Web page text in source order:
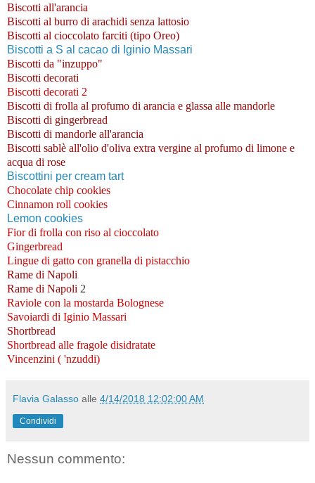
Biscotti all'arancia
Biscotti al burro di arachidi senza lattosio
Biscotti al cioccolato farciti (tipo Oreo)
Biscotti a S al cacao di Iginio Massari
Biscotti da "inzuppo"
Biscotti decorati
Biscotti decorati 2
Biscotti di frolla al profumo di arancia e glassa alle mandorle
Biscotti di gingerbread
Biscotti di mandorle all'arancia
Biscotti sablè all'olio d'oliva extra vergine al profumo di limone e
acqua di rose
Biscottini per cream tart
Chocolate chip cookies
Cinnamon roll cookies
Lemon cookies
Fior di frolla con riso al cioccolato
Gingerbread
Lingue di gatto con granella di pistacchio
Rame di Napoli
Rame di Napoli 2
Raviole con la mostarda Bolognese
Savoiardi di Iginio Massari
Shortbread
Shortbread alle fragole disidratate
Vincenzini ( 'nzuddi)
Flavia Galasso alle 4/14/2018 12:02:00 AM
Condividi
Nessun commento: